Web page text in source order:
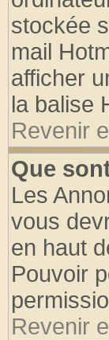
stockée
mail
afficher
la balise
Revenir
Que
Les
vous
en haut
Pouvoir
Revenir